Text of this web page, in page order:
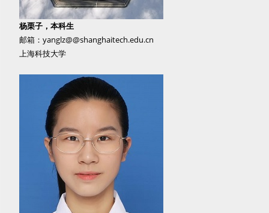
杨栗子，本科生
邮箱：yanglz@@shanghaitech.edu.cn
上海科技大学